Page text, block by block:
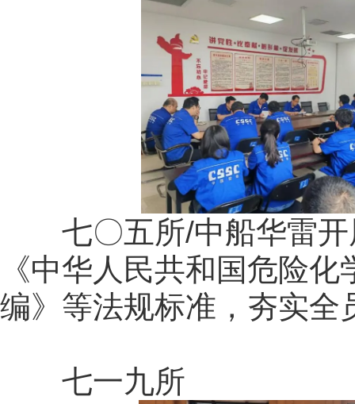
七〇五所/中船华雷开
《中华人民共和国危险
编》等法规标准，夯实全
七一九所